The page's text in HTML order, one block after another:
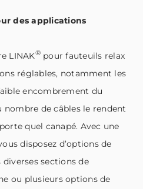
des applications
LINAK®pour fauteuils relax
réglables, notamment les
encombrement du
de câbles le rendent
quel canapé. Avec une
disposez d’options de
sections de
ou plusieurs options de